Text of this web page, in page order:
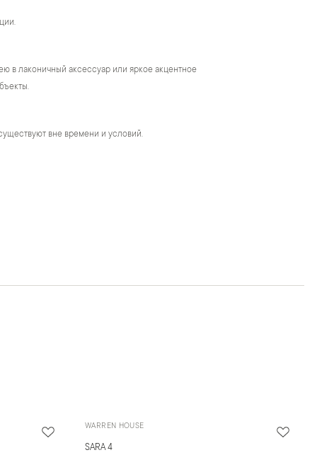
в лаконичный аксессуар или яркое акцентное
вне времени и условий.
WARREN HOUSE
SARA 4